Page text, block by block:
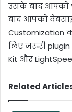
उसके बाद आपको
बाद आपको
Customization
लिए जरुरी
Kit और
Related